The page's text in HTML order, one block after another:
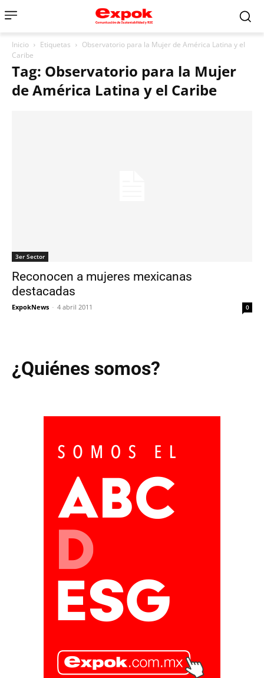
Inicio Etiquetas
Observatorio para la Mujer de América Latina y el
Caribe
Tag: Observatorio para la Mujer
de América Latina y el Caribe
3er Sector
Reconocen a mujeres mexicanas
destacadas
ExpokNews - 4 abril 2011 0
¿Quiénes somos?